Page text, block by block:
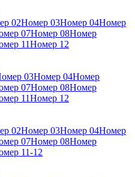
02Номер 03Номер 04Номер
07Номер 08Номер
11Номер 12
03Номер 04Номер
07Номер 08Номер
11Номер 12
02Номер 03Номер 04Номер
07Номер 08Номер
11-12